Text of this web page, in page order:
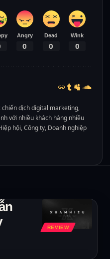
Angry
0
Dead
0
Wink
0
dịch digital marketing,
với nhiều khách hàng nhiều
hội, Công ty, Doanh nghiệp
REVIEW